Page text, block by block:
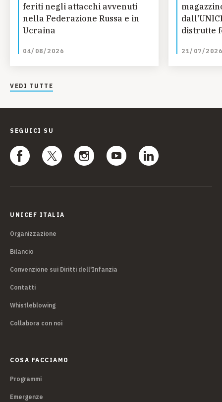
feriti negli attacchi avvenuti
nella Federazione Russa e in
Ucraina
04/08/2026
distrutte
21/07/2026
VEDI TUTTE
SEGUICI SU
UNICEF ITALIA
Organizzazione
Bilancio
Convenzione sui Diritti dell'Infanzia
Contatti
Whistleblowing
Collabora con noi
COSA FACCIAMO
Programmi
Emergenze